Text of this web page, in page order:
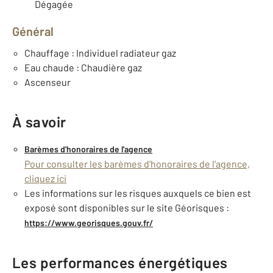
Dégagée
Général
Chauffage : Individuel radiateur gaz
Eau chaude : Chaudière gaz
Ascenseur
À savoir
Barèmes d'honoraires de l'agence
Pour consulter les barèmes d'honoraires de l'agence,
cliquez ici
Les informations sur les risques auxquels ce bien est
exposé sont disponibles sur le site Géorisques :
https://www.georisques.gouv.fr/
Les performances énergétiques